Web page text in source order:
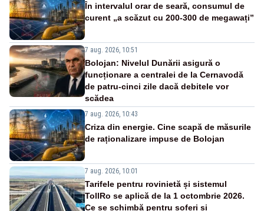
În intervalul orar de seară, consumul de
curent „a scăzut cu 200-300 de megawați”
7 aug. 2026, 10:51
Bolojan: Nivelul Dunării asigură o
funcționare a centralei de la Cernavodă
de patru-cinci zile dacă debitele vor
scădea
7 aug. 2026, 10:43
Criza din energie. Cine scapă de măsurile
de raționalizare impuse de Bolojan
7 aug. 2026, 10:01
Tarifele pentru rovinietă și sistemul
TollRo se aplică de la 1 octombrie 2026.
Ce se schimbă pentru șoferi și